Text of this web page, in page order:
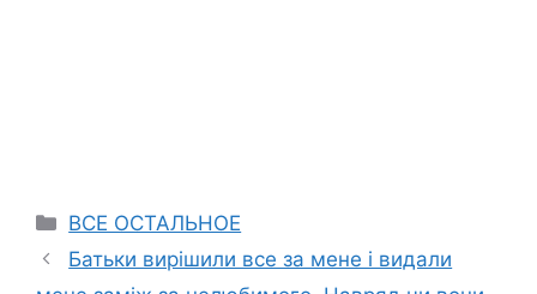
Categories
ВСЕ ОСТАЛЬНОЕ
Батьки вирішили все за мене і видали